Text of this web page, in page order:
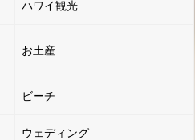
ハワイ観光
お土産
ビーチ
ウェディング